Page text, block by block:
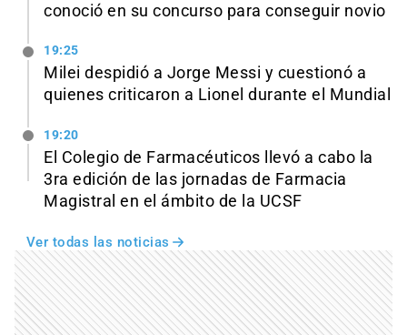
conoció en su concurso para conseguir novio
19:25
Milei despidió a Jorge Messi y cuestionó a
quienes criticaron a Lionel durante el Mundial
19:20
El Colegio de Farmacéuticos llevó a cabo la
3ra edición de las jornadas de Farmacia
Magistral en el ámbito de la UCSF
Ver todas las noticias